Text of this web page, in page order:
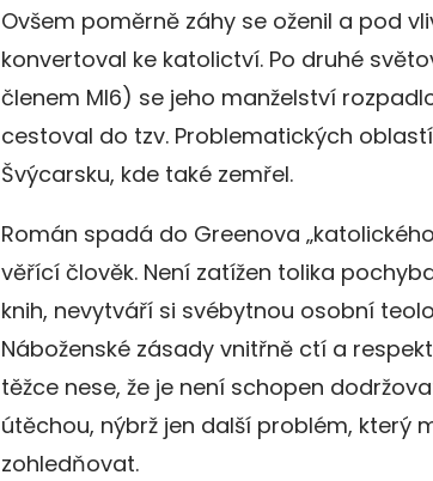
Ovšem poměrně záhy se oženil a pod
konvertoval ke katolictví. Po druhé
členem MI6) se jeho manželství
cestoval do tzv. Problematických
Švýcarsku, kde také zemřel.
Román spadá do Greenova
věřící člověk. Není zatížen tolika
knih, nevytváří si svébytnou osobní
Náboženské zásady vnitřně ctí a
těžce nese, že je není schopen
útěchou, nýbrž jen další problém, který
zohledňovat.